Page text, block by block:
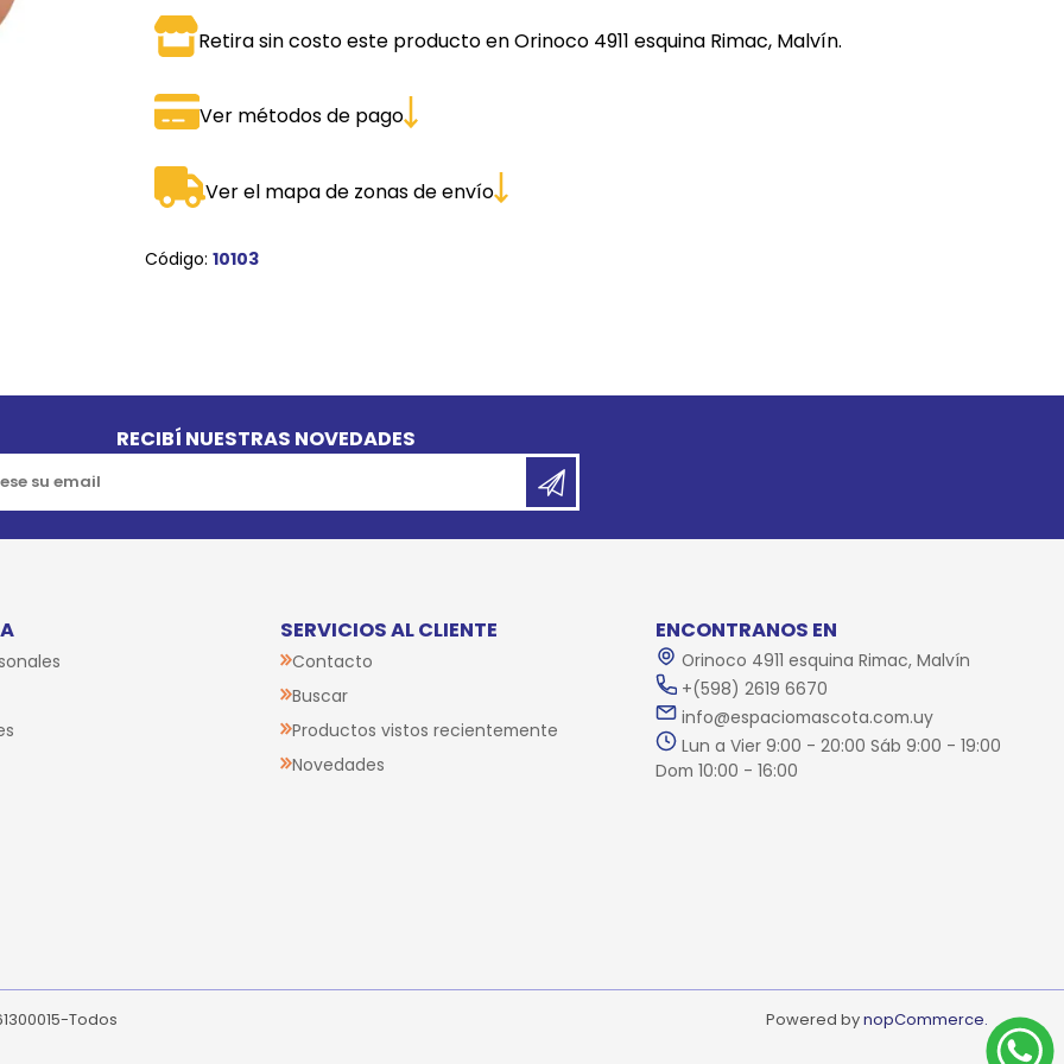
THREE CATS
Retira sin costo este producto en Orinoco 4911 esquina Rimac, Malvín.
Ver métodos de pago
Ver el mapa de zonas de envío
Código: 10103
RECIBÍ NUESTRAS NOVEDADES
SERVICIOS AL CLIENTE
Contacto
Buscar
Productos vistos recientemente
Novedades
ENCONTRANOS EN
Orinoco 4911 esquina Rimac, Malvín
+(598) 2619 6670
info@espaciomascota.com.uy
Lun a Vier 9:00 - 20:00 Sáb 9:00 - 19:00
Dom 10:00 - 16:00
Todos
Powered bynopCommerce.